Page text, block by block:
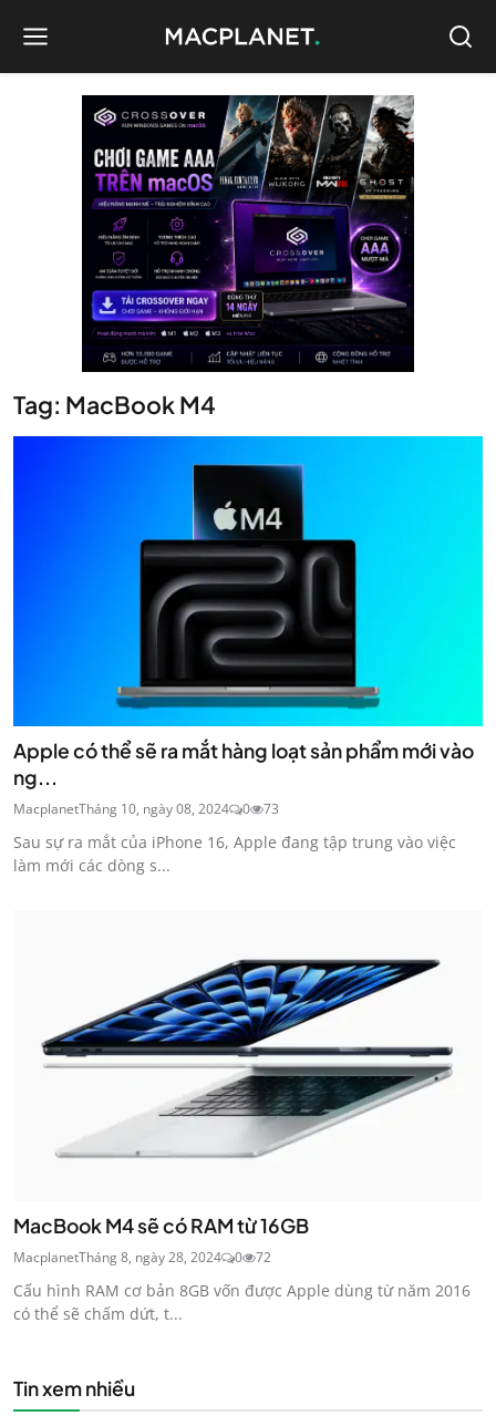
Tag: MacBook M4
Apple có thể sẽ ra mắt hàng loạt sản phẩm mới vào
ng...
MacplanetTháng 10, ngày 08, 2024 0 73
Sau sự ra mắt của iPhone 16, Apple đang tập trung vào việc
làm mới các dòng s...
MacBook M4 sẽ có RAM từ 16GB
MacplanetTháng 8, ngày 28, 2024 0 72
Cấu hình RAM cơ bản 8GB vốn được Apple dùng từ năm 2016
có thể sẽ chấm dứt, t...
Tin xem nhiều